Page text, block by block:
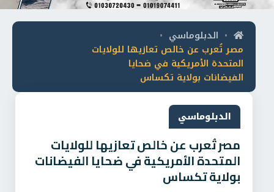
• الدبلوماسي •
مصر تُعرب عن خالص تعازيها للولايات
المتحدة الأمريكية في ضحايا
الفيضانات بولاية تكساس
الدبلوماسي
مصر تُعرب عن خالص تعازيها للولايات
المتحدة الأمريكية في ضحايا الفيضانات
بولاية تكساس